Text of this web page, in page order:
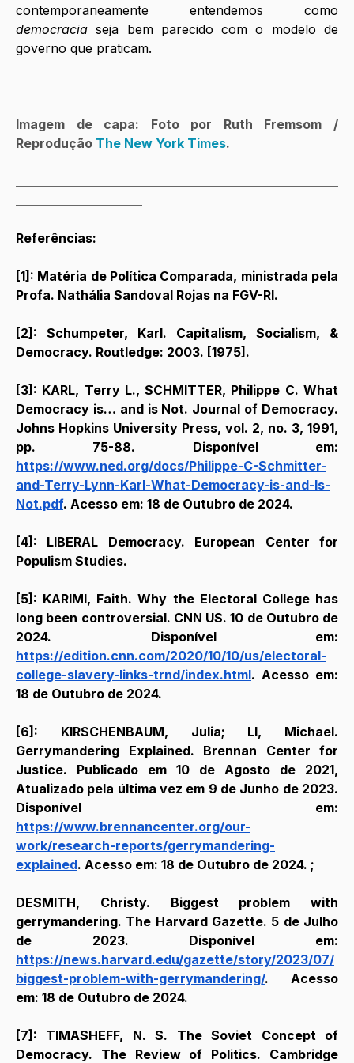
democracia seja bem parecido com o modelo de
governo que praticam.
Imagem de capa: Foto por Ruth Fremsom /
Reprodução The New York Times.
Referências:
[1]: Matéria de Política Comparada, ministrada pela
Profa. Nathália Sandoval Rojas na FGV-RI.
[2]: Schumpeter, Karl. Capitalism, Socialism, &
Democracy. Routledge: 2003. [1975].
[3]: KARL, Terry L., SCHMITTER, Philippe C. What
Democracy is… and is Not. Journal of Democracy.
Johns Hopkins University Press, vol. 2, no. 3, 1991,
https://www.ned.org/docs/Philippe-C-Schmitter-
and-Terry-Lynn-Karl-What-Democracy-is-and-Is-
Not.pdf. Acesso em: 18 de Outubro de 2024.
[4]: LIBERAL Democracy. European Center for
Populism Studies.
[5]: KARIMI, Faith. Why the Electoral College has
long been controversial. CNN US. 10 de Outubro de
https://edition.cnn.com/2020/10/10/us/electoral-
college-slavery-links-trnd/index.html. Acesso em:
18 de Outubro de 2024.
[6]: KIRSCHENBAUM, Julia; LI, Michael.
Gerrymandering Explained. Brennan Center for
Justice. Publicado em 10 de Agosto de 2021,
Atualizado pela última vez em 9 de Junho de 2023.
https://www.brennancenter.org/our-
work/research-reports/gerrymandering-
explained. Acesso em: 18 de Outubro de 2024. ;
DESMITH, Christy. Biggest problem with
gerrymandering. The Harvard Gazette. 5 de Julho
https://news.harvard.edu/gazette/story/2023/07/
biggest-problem-with-gerrymandering/. Acesso
em: 18 de Outubro de 2024.
[7]: TIMASHEFF, N. S. The Soviet Concept of
Democracy. The Review of Politics. Cambridge